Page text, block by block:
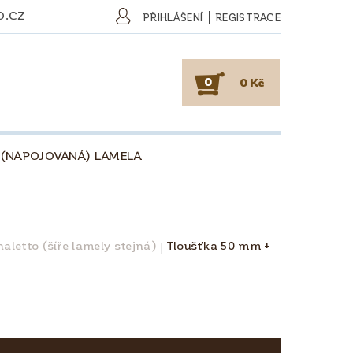
PŘIHLÁŠENÍ | REGISTRACE
0 0 Kč
LAMELA
O DŘEVU O KÁVĚ
(šíře lamely stejná) Tloušťka 50 mm +